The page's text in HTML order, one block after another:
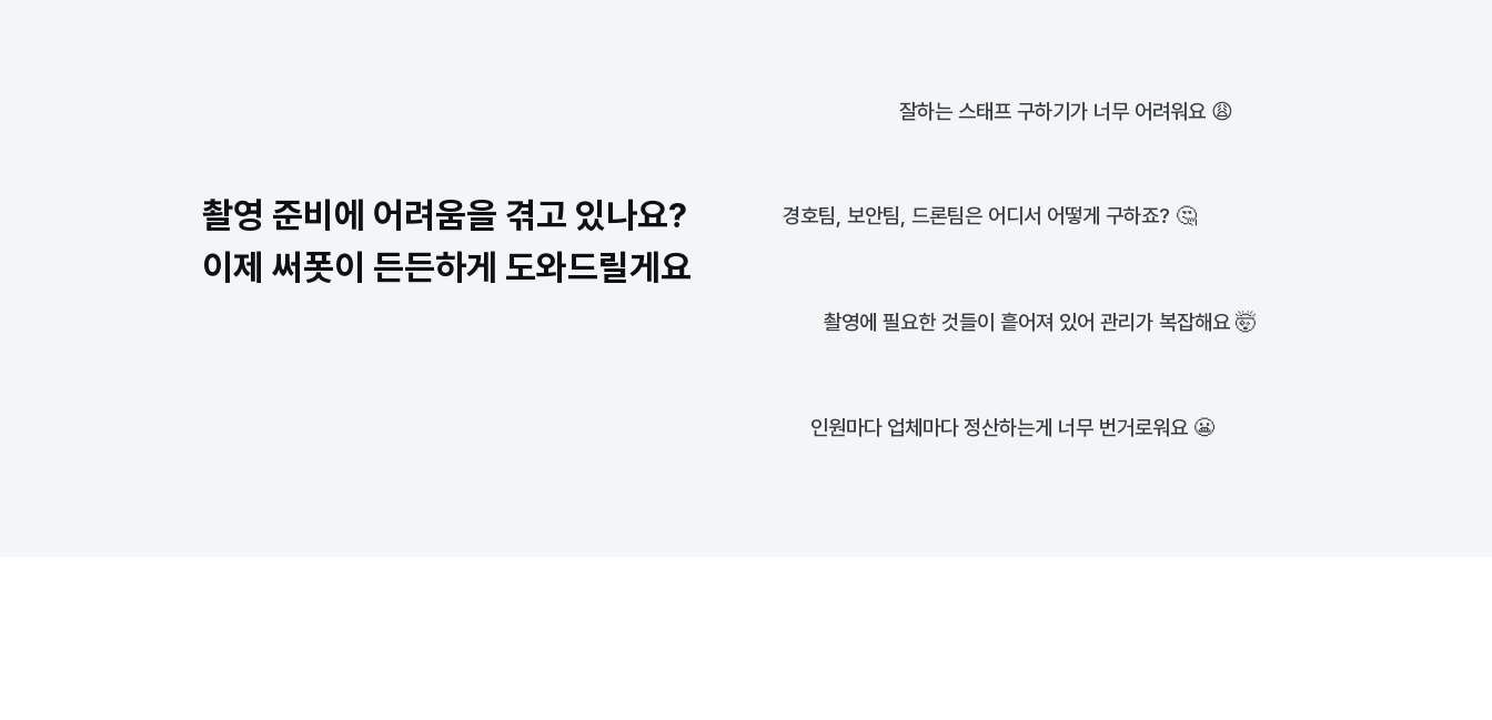
촬영 준비에 어려움을 겪고 있나요?
이제 써폿이 든든하게 도와드릴게요
잘하는 스태프 구하기가 너무 어려워요 😩
경호팀, 보안팀, 드론팀은 어디서 어떻게 구하죠? 🤔
촬영에 필요한 것들이 흩어져 있어 관리가 복잡해요 🤯
인원마다 업체마다 정산하는게 너무 번거로워요 😬